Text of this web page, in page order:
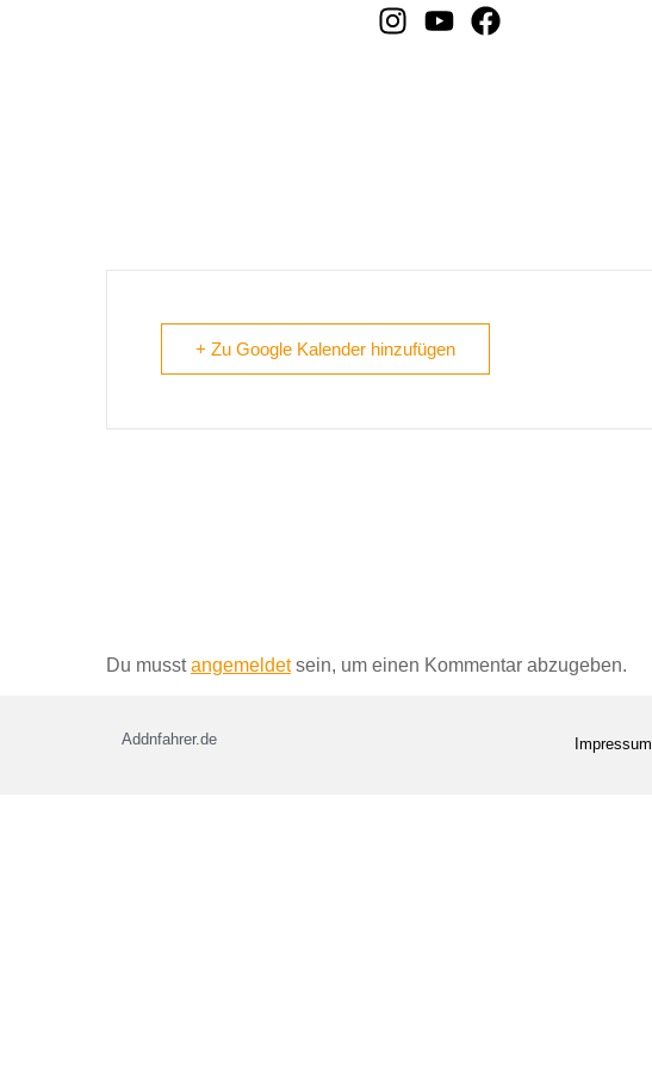
+ Zu Google Kalender hinzufügen
Du musstangemeldetsein, um einen Kommentar abzugeben.
Addnfahrer.de Impressum